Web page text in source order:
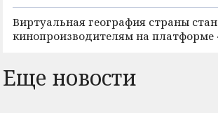
Виртуальная география страны
кинопроизводителям на платформе
Еще новости